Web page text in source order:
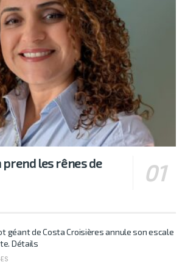
prend les rênes de
géant de Costa Croisières annule son escale
Détails